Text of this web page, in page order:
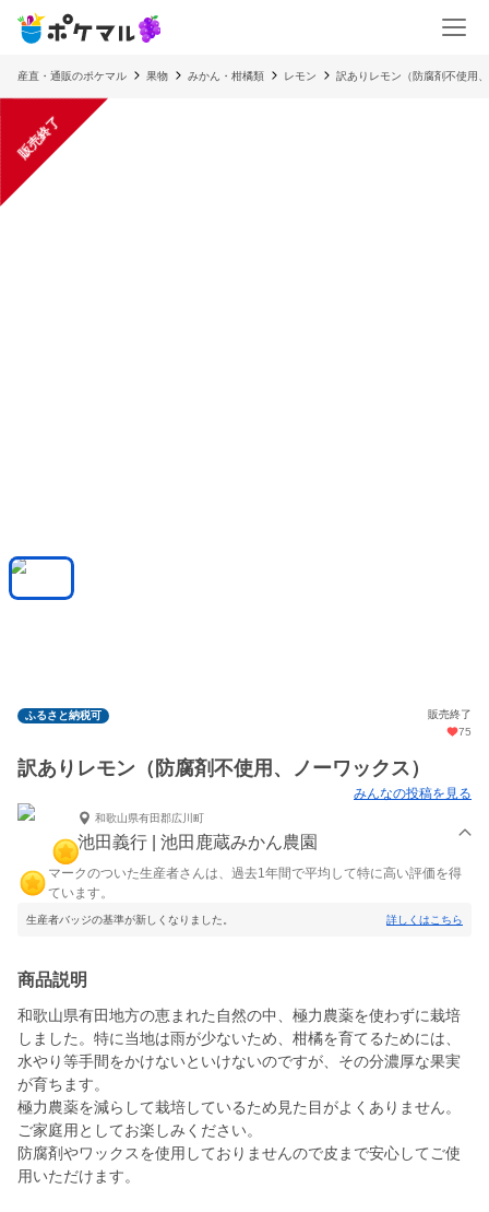
産直・通販のポケマル 果物 みかん・柑橘類 レモン 訳ありレモン（防腐剤不使用
販売終了
ふるさと納税可
販売終了
75
訳ありレモン（防腐剤不使用、ノーワックス）
みんなの投稿を見る
和歌山県有田郡広川町
池田義行 | 池田鹿蔵みかん農園
マークのついた生産者さんは、過去1年間で平均して特に高い評価を得
ています。
生産者バッジの基準が新しくなりました。 詳しくはこちら
商品説明
和歌山県有田地方の恵まれた自然の中、極力農薬を使わずに栽培
しました。特に当地は雨が少ないため、柑橘を育てるためには、
水やり等手間をかけないといけないのですが、その分濃厚な果実
が育ちます。
極力農薬を減らして栽培しているため見た目がよくありません。
ご家庭用としてお楽しみください。
防腐剤やワックスを使用しておりませんので皮まで安心してご使
用いただけます。